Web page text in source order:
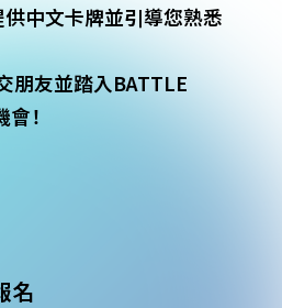
中文卡牌並引導您熟悉
朋友並踏入BATTLE
！
名